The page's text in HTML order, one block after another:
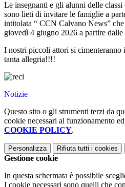
Le insegnanti e gli alunni delle
sono lieti di invitare le famiglie a
intitolata “ CCN Calvano News”
giovedì 4 giugno 2026 a partire dalle
I nostri piccoli attori si cimenteranno
tanta allegria!!!!
Notizie
Questo sito o gli strumenti terzi da
cookie necessari al funzionamento
COOKIE POLICY.
Personalizza Rifiuta tutti i cookies
Gestione cookie
In questa schermata è possibile
I cookie necessari sono quelli che